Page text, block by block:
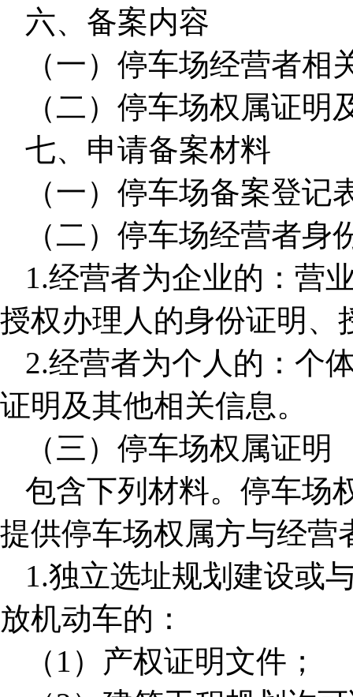
六、备案内容
（一）停车场经营者相
（二）停车场权属证明
七、申请备案材料
（一）停车场备案登记
（二）停车场经营者身
1.经营者为企业的：营
授权办理人的身份证明、
2.经营者为个人的：个
证明及其他相关信息。
（三）停车场权属证明
包含下列材料。停车场
提供停车场权属方与经营
1.独立选址规划建设或
放机动车的：
（1）产权证明文件；